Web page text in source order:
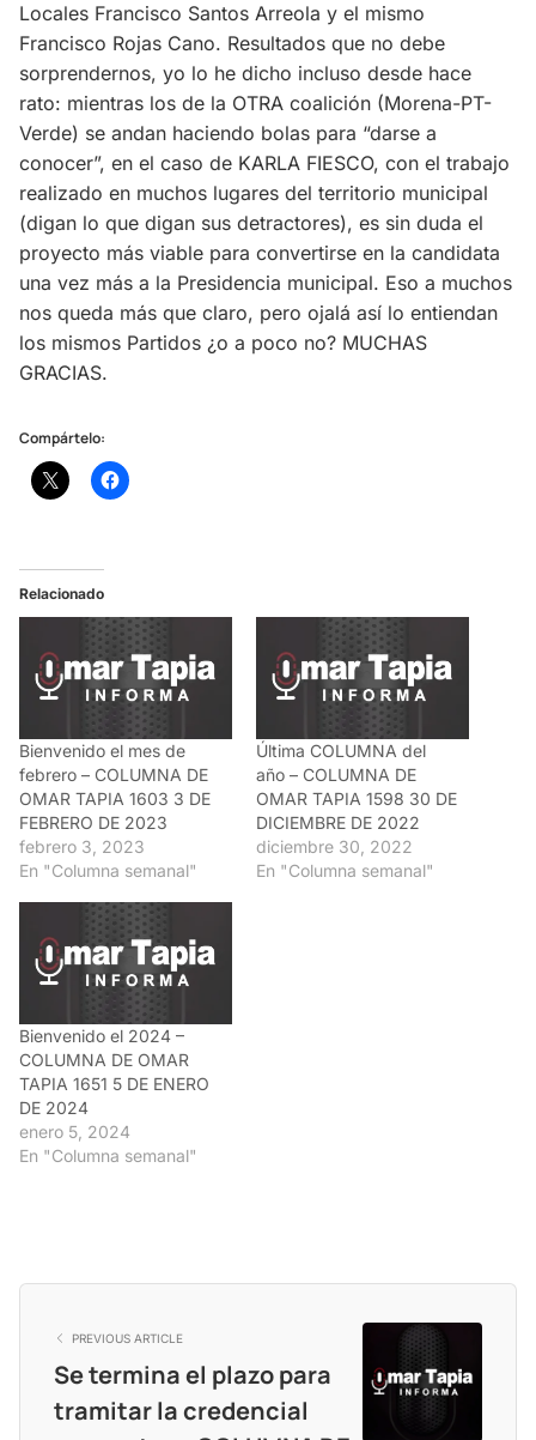
Locales Francisco Santos Arreola y el mismo
Francisco Rojas Cano. Resultados que no debe
sorprendernos, yo lo he dicho incluso desde hace
rato: mientras los de la OTRA coalición (Morena-PT-
Verde) se andan haciendo bolas para “darse a
conocer”, en el caso de KARLA FIESCO, con el trabajo
realizado en muchos lugares del territorio municipal
(digan lo que digan sus detractores), es sin duda el
proyecto más viable para convertirse en la candidata
una vez más a la Presidencia municipal. Eso a muchos
nos queda más que claro, pero ojalá así lo entiendan
los mismos Partidos ¿o a poco no? MUCHAS
GRACIAS.
Compártelo:
Relacionado
Bienvenido el mes de
febrero – COLUMNA DE
OMAR TAPIA 1603 3 DE
FEBRERO DE 2023
febrero 3, 2023
En "Columna semanal"
Última COLUMNA del
año – COLUMNA DE
OMAR TAPIA 1598 30 DE
DICIEMBRE DE 2022
diciembre 30, 2022
En "Columna semanal"
Bienvenido el 2024 –
COLUMNA DE OMAR
TAPIA 1651 5 DE ENERO
DE 2024
enero 5, 2024
En "Columna semanal"
PREVIOUS ARTICLE
Se termina el plazo para
tramitar la credencial